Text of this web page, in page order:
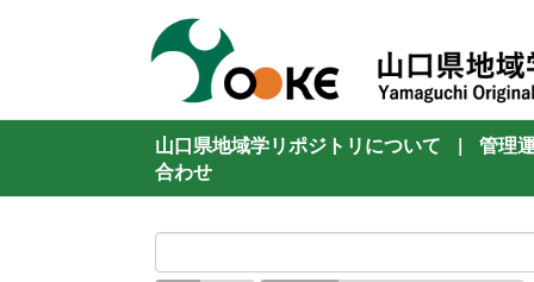
山口県地域学リポジトリについて |
管理
合わせ